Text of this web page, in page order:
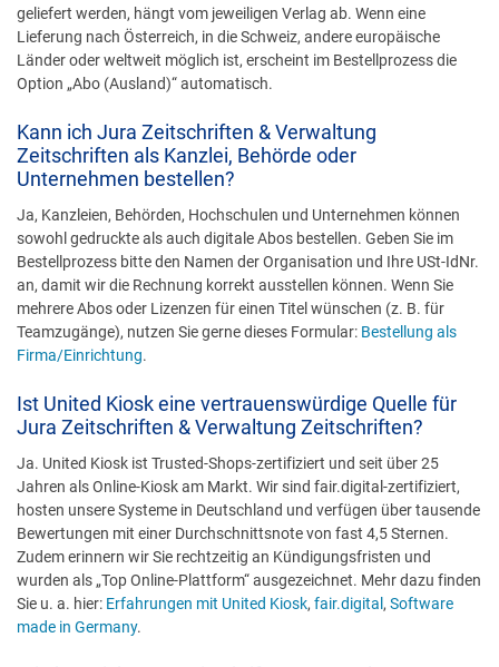
geliefert werden, hängt vom jeweiligen Verlag ab. Wenn eine
Lieferung nach Österreich, in die Schweiz, andere europäische
Länder oder weltweit möglich ist, erscheint im Bestellprozess die
Option „Abo (Ausland)“ automatisch.
Kann ich Jura Zeitschriften & Verwaltung
Zeitschriften als Kanzlei, Behörde oder
Unternehmen bestellen?
Ja, Kanzleien, Behörden, Hochschulen und Unternehmen können
sowohl gedruckte als auch digitale Abos bestellen. Geben Sie im
Bestellprozess bitte den Namen der Organisation und Ihre USt-IdNr.
an, damit wir die Rechnung korrekt ausstellen können. Wenn Sie
mehrere Abos oder Lizenzen für einen Titel wünschen (z. B. für
Teamzugänge), nutzen Sie gerne dieses Formular: Bestellung als
Firma/Einrichtung.
Ist United Kiosk eine vertrauenswürdige Quelle für
Jura Zeitschriften & Verwaltung Zeitschriften?
Ja. United Kiosk ist Trusted-Shops-zertifiziert und seit über 25
Jahren als Online-Kiosk am Markt. Wir sind fair.digital-zertifiziert,
hosten unsere Systeme in Deutschland und verfügen über tausende
Bewertungen mit einer Durchschnittsnote von fast 4,5 Sternen.
Zudem erinnern wir Sie rechtzeitig an Kündigungsfristen und
wurden als „Top Online-Plattform“ ausgezeichnet. Mehr dazu finden
Sie u. a. hier: Erfahrungen mit United Kiosk, fair.digital, Software
made in Germany.